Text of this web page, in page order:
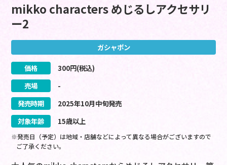
mikko characters めじるしアクセサリ
ー2
ガシャポン
価格 300円(税込)
売場
-
発売時期
2025年10月中旬発売
対象年齢
15歳以上
※発売日（予定）は地域・店舗などによって異なる場合がございますので
ご了承ください。